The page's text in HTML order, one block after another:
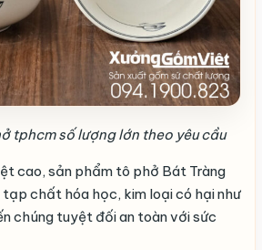
tphcm số lượng lớn theo yêu cầu
cao, sản phẩm tô phở Bát Tràng
chất hóa học, kim loại có hại như
chúng tuyệt đối an toàn với sức